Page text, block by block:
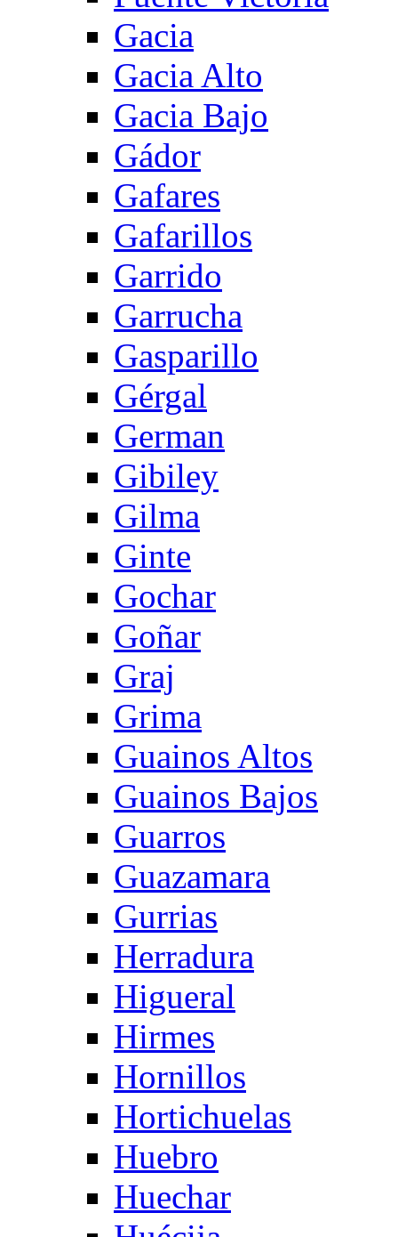
Gacia
Gacia Alto
Gacia Bajo
Gádor
Gafares
Gafarillos
Garrido
Garrucha
Gasparillo
Gérgal
German
Gibiley
Gilma
Ginte
Gochar
Goñar
Graj
Grima
Guainos Altos
Guainos Bajos
Guarros
Guazamara
Gurrias
Herradura
Higueral
Hirmes
Hornillos
Hortichuelas
Huebro
Huechar